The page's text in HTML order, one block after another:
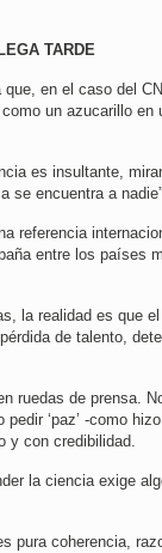
TARDE
en el caso del
un azucarillo en
es insultante,
se encuentra a
referencia
entre los países
la realidad es que
de talento,
ruedas de prensa.
‘paz’ -como
y con credibilidad.
la ciencia exige
pura coherencia,